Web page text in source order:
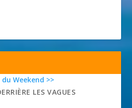
Weekend >>
LES VAGUES